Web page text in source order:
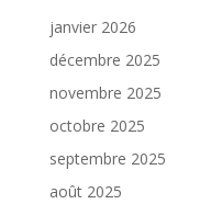
janvier 2026
décembre 2025
novembre 2025
octobre 2025
septembre 2025
août 2025